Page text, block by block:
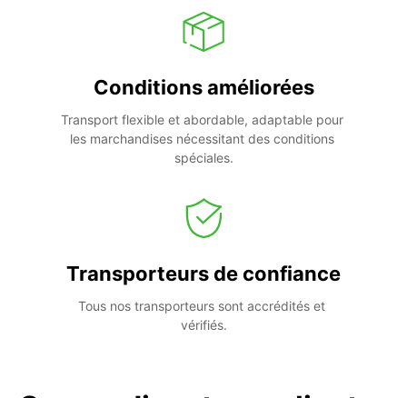
Conditions améliorées
Transport flexible et abordable, adaptable pour
les marchandises nécessitant des conditions
spéciales.
Transporteurs de confiance
Tous nos transporteurs sont accrédités et
vérifiés.